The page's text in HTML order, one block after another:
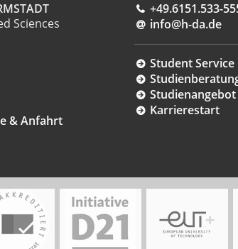
Sciences
& Anfahrt
+49.6151.533-
info@h-da.de
Student Service
Studienangebot
Karrierestart